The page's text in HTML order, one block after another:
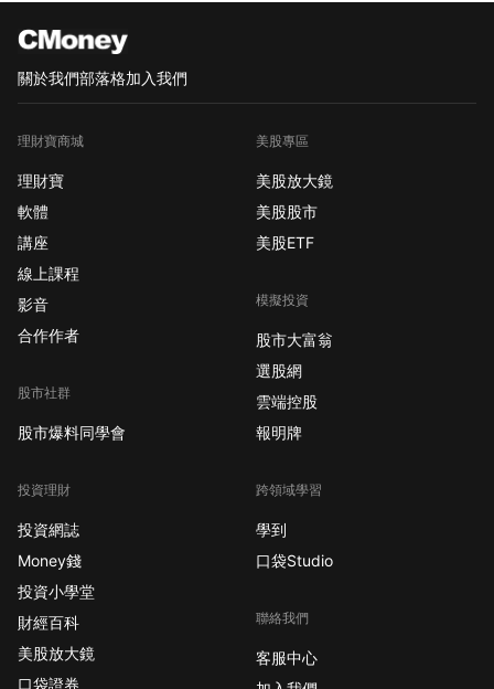
關於我們部落格加入我們
理財寶商城
理財寶
軟體
講座
線上課程
影音
合作作者
股市社群
股市爆料同學會
投資理財
投資網誌
Money錢
投資小學堂
財經百科
美股放大鏡
口袋證券
美股專區
美股放大鏡
美股股市
美股ETF
模擬投資
股市大富翁
選股網
雲端控股
報明牌
跨領域學習
學到
口袋Studio
聯絡我們
客服中心